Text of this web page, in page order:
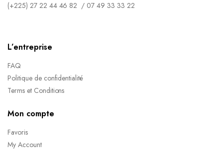
(+225) 27 22 44 46 82 / 07 49 33 33 22
L’entreprise
FAQ
Politique de confidentialité
Terms et Conditions
Mon compte
Favoris
My Account